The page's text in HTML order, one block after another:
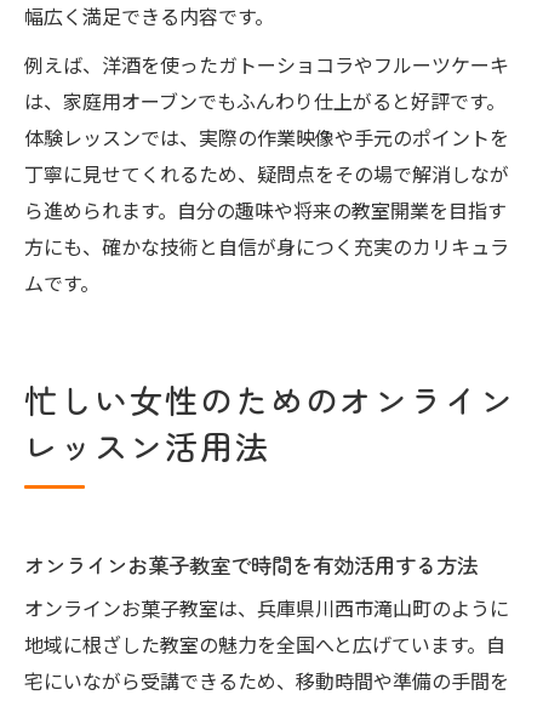
幅広く満足できる内容です。
例えば、洋酒を使ったガトーショコラやフルーツケーキ
は、家庭用オーブンでもふんわり仕上がると好評です。
体験レッスンでは、実際の作業映像や手元のポイントを
丁寧に見せてくれるため、疑問点をその場で解消しなが
ら進められます。自分の趣味や将来の教室開業を目指す
方にも、確かな技術と自信が身につく充実のカリキュラ
ムです。
忙しい女性のためのオンライン
レッスン活用法
オンラインお菓子教室で時間を有効活用する方法
オンラインお菓子教室は、兵庫県川西市滝山町のように
地域に根ざした教室の魅力を全国へと広げています。自
宅にいながら受講できるため、移動時間や準備の手間を